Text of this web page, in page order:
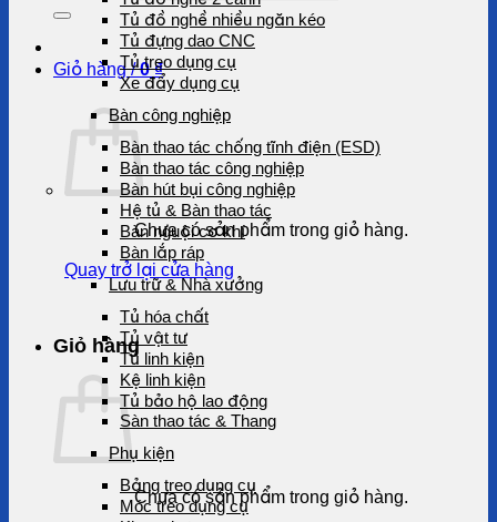
Giỏ hàng /0₫
Chưa có sản phẩm trong giỏ hàng.
Quay trở lại cửa hàng
Giỏ hàng
Chưa có sản phẩm trong giỏ hàng.
Tủ đồ nghề nhiều ngăn kéo
Tủ đựng dao CNC
Tủ treo dụng cụ
Xe đẩy dụng cụ
Bàn công nghiệp
Bàn thao tác chống tĩnh điện (ESD)
Bàn thao tác công nghiệp
Bàn hút bụi công nghiệp
Hệ tủ & Bàn thao tác
Bàn nguội cơ khí
Bàn lắp ráp
Lưu trữ & Nhà xưởng
Tủ hóa chất
Tủ vật tư
Tủ linh kiện
Kệ linh kiện
Tủ bảo hộ lao động
Sàn thao tác & Thang
Phụ kiện
Bảng treo dụng cụ
Móc treo dụng cụ